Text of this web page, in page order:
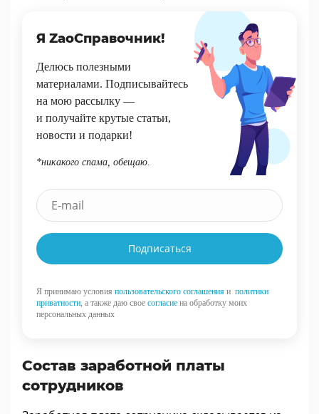
Я ZaoСправочник!
Делюсь полезными
материалами. Подписывайтесь
на мою рассылку —
и получайте крутые статьи,
новости и подарки!
*никакого спама, обещаю.
Подписаться
Я принимаю условия пользовательского соглашения и политики
приватности , а также даю свое согласие на обработку моих
персональных данных
Состав заработной платы
сотрудников